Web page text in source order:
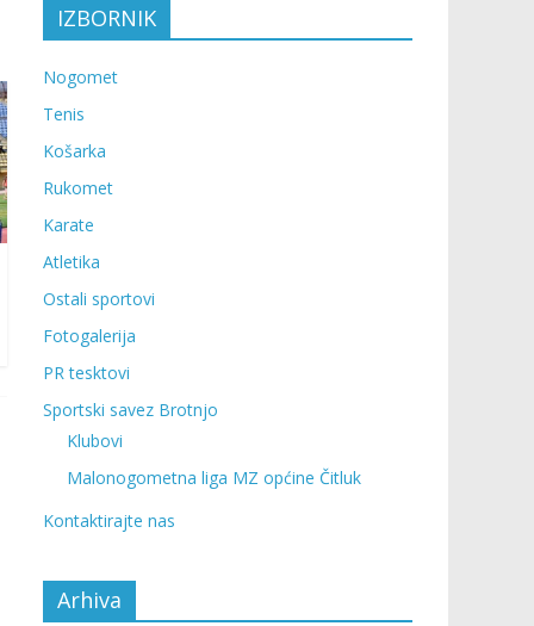
IZBORNIK
Nogomet
Tenis
Košarka
Rukomet
Karate
Atletika
Ostali sportovi
Fotogalerija
PR tesktovi
Sportski savez Brotnjo
Klubovi
Malonogometna liga MZ općine Čitluk
Kontaktirajte nas
Arhiva